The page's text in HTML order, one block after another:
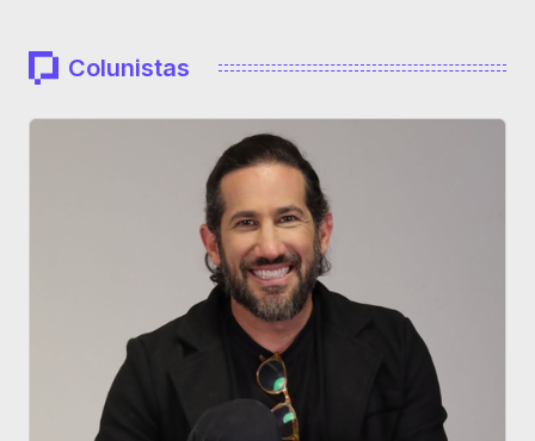
Colunistas